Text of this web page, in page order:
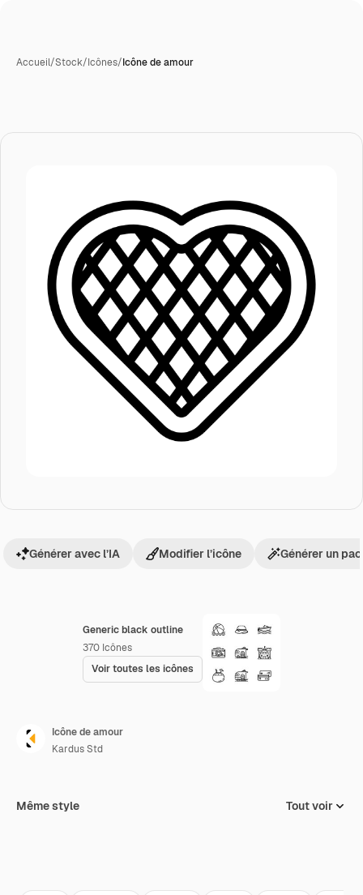
Accueil/Stock/Icônes/Icône de amour
Generic black outline
370 Icônes
Voir toutes les icônes
Générer avec l’IA Modifier l’icône Générer un
Icône de amour
Kardus Std
Même style Tout voir